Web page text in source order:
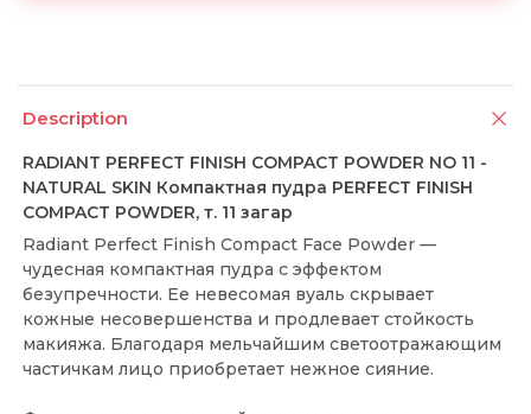
Description
RADIANT PERFECT FINISH COMPACT POWDER NO 11 -
NATURAL SKIN Компактная пудра PERFECT FINISH
COMPACT POWDER, т. 11 загар
Radiant Perfect Finish Compact Face Powder —
чудесная компактная пудра с эффектом
безупречности. Ее невесомая вуаль скрывает
кожные несовершенства и продлевает стойкость
макияжа. Благодаря мельчайшим светоотражающим
частичкам лицо приобретает нежное сияние.